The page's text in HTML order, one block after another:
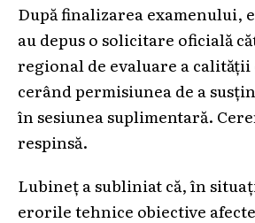
După finalizarea examenului,
au depus o solicitare oficială
regional de evaluare a
cerând permisiunea de a
în sesiunea suplimentară.
respinsă.
Lubineț a subliniat că, în
erorile tehnice obiective